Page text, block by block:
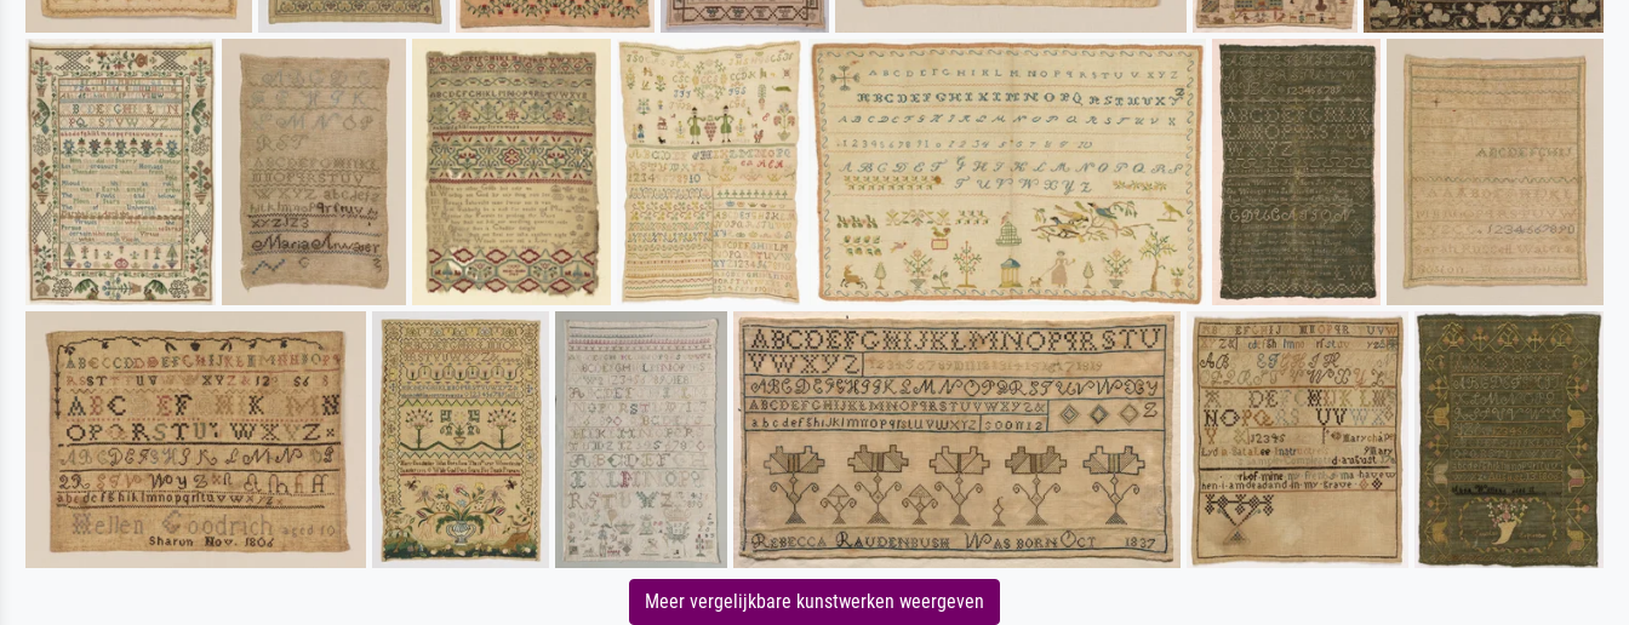
Meer vergelijkbare kunstwerken weergeven